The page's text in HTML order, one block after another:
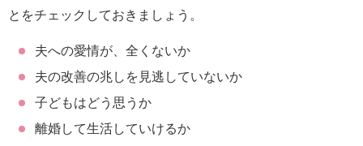
とをチェックしておきましょう。
夫への愛情が、全くないか
夫の改善の兆しを見逃していないか
子どもはどう思うか
離婚して生活していけるか